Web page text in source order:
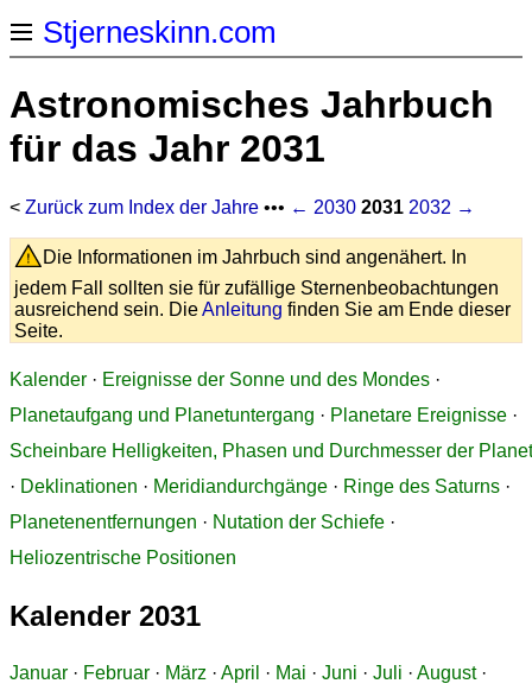
Stjerneskinn.com
Astronomisches Jahrbuch
für das Jahr 2031
< Zurück zum Index der Jahre ••• ← 2030 2031 2032 →
Die Informationen im Jahrbuch sind angenähert. In
jedem Fall sollten sie für zufällige Sternenbeobachtungen
ausreichend sein. DieAnleitung finden Sie am Ende dieser
Seite.
Kalender · Ereignisse der Sonne und des Mondes ·
Planetaufgang und Planetuntergang · Planetare Ereignisse ·
Scheinbare Helligkeiten, Phasen und Durchmesser der
· Deklinationen · Meridiandurchgänge · Ringe des Saturns ·
Planetenentfernungen · Nutation der Schiefe ·
Heliozentrische Positionen
Kalender 2031
Januar · Februar · März · April · Mai · Juni · Juli · August·